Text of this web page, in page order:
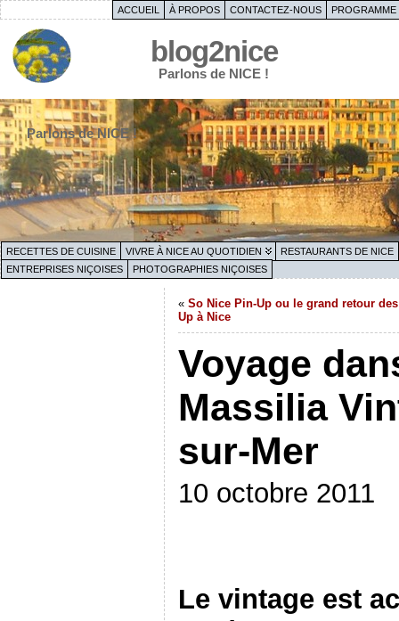
ACCUEIL À PROPOS CONTACTEZ-NOUS PROGRAMME
blog2nice
Parlons de NICE !
Parlons de NICE !
RECETTES DE CUISINE VIVRE À NICE AU QUOTIDIEN
RESTAURANTS DE NICE
ENTREPRISES NIÇOISES
PHOTOGRAPHIES NIÇOISES
« So Nice Pin-Up ou le grand retour
Up à Nice
Voyage
Massilia
sur-Mer
10 octobre 2011
Le vintage est